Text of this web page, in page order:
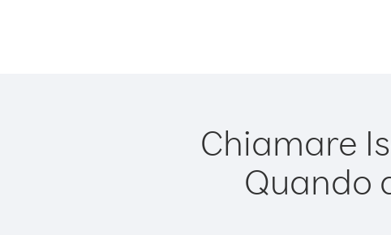
Chiamare
Quando